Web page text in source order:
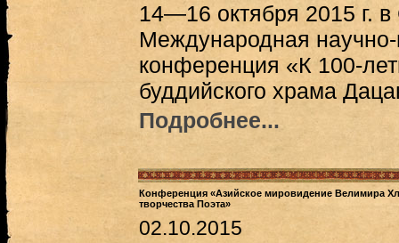
14—16 октября 2015 г. в
Международная научно-
конференция «К 100-
буддийского храма
Подробнее...
Конференция «Азийское мировидение Велимира
творчества Поэта»
02.10.2015